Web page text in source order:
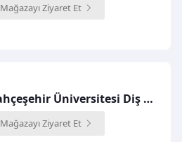
Mağazayı Ziyaret Et
Bahçeşehir Üniversitesi Diş Hekimliği
Mağazayı Ziyaret Et